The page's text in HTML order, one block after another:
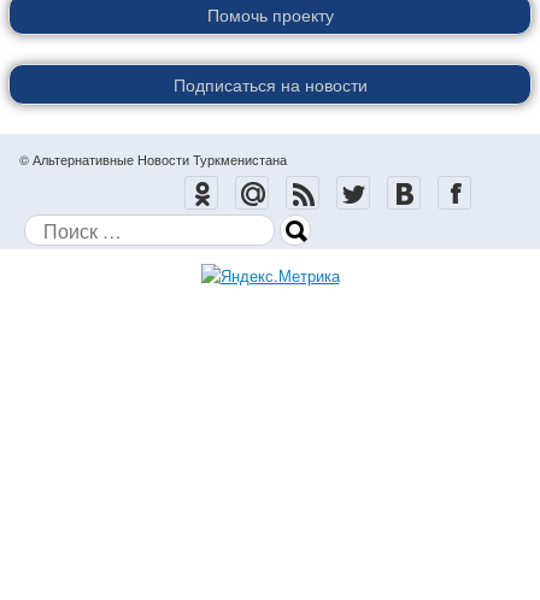
Помочь проекту
Подписаться на новости
© Альтернативные Новости Туркменистана
Поиск